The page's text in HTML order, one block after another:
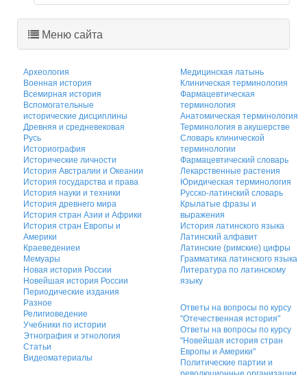
Меню сайта
Археология
Военная история
Всемирная история
Вспомогательные
исторические дисциплины
Древняя и средневековая
Русь
Историография
Исторические личности
История Австралии и Океании
История государства и права
История науки и техники
История древнего мира
История стран Азии и Африки
История стран Европы и
Америки
Краеведениеи
Мемуары
Новая история России
Новейшая история России
Периодические издания
Разное
Религиоведение
Учебники по истории
Этнография и этнология
Статьи
Видеоматериалы
Медицинская латынь
Клиническая терминология
Фармацевтическая
терминология
Анатомическая терминология
Терминология в акушерстве
Словарь клинической
терминологии
Фармацевтический словарь
Лекарственные растения
Юридическая терминология
Русско-латинский словарь
Крылатые фразы и
выражения
История латинского языка
Латинский алфавит
Латинские (римские) цифры
Грамматика латинского языка
Литература по латинскому
языку
Ответы на вопросы по курсу
"Отечественная история"
Ответы на вопросы по курсу
"Новейшая история стран
Европы и Америки"
Политические партии и